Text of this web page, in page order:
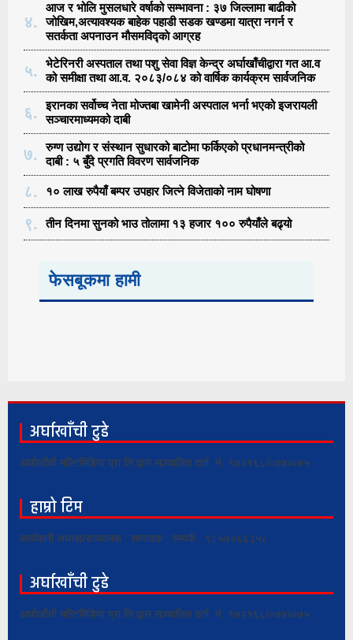
४.
आज र भोलि मुसलधारे वर्षाको सम्भावना : ३७ जिल्लामा बाढीको
जोखिम,अत्यावश्यक बाहेक पहाडी सडक खण्डमा यात्रा नगर्न र
सतर्कता अपनाउन मौसमविद्काे आग्रह
५.
भेटेरिनरी अस्पताल तथा पशु सेवा विज्ञ केन्द्र अर्घाखाँचीद्वारा गत आ.व
को समीक्षा तथा आ.व. २०८३/०८४ को वार्षिक कार्यक्रम सार्वजनिक
६.
इरानका सर्वोच्च नेता मोज्तबा खामेनी अस्पताल भर्ना भएको इजरायली
सञ्चारमाध्यमको दाबी
७.
रुग्ण उद्योग र संस्थान सुधारको बाटोमा फर्किएको प्रधानमन्त्रीको
दाबी : ५ बुँदे प्रगति विवरण सार्वजनिक
८. १० लाख रुपैयाँ बम्पर उपहार जित्ने विजेताको नाम घोषणा
९. तीन दिनमा सुनको भाउ तोलामा १३ हजार १०० रुपैयाँले बढ्यो
फेसबूकमा हामी
अर्घाखाँची टुडे
अर्घाखाँची मल्टिमिडिया प्रा.लि द्वारा सञ्चालित दर्ता नं. १७२१६८/०७४/०७५
हाम्रो टिम
कार्यकारी अध्यक्ष/सञ्चालक : सम्पादक : सम्पर्क : ९८५७०६६३५८
अर्घाखाँची टुडे
अर्घाखाँची मल्टिमिडिया प्रा.लि द्वारा सञ्चालित दर्ता नं. १७२१६८/०७४/०७५